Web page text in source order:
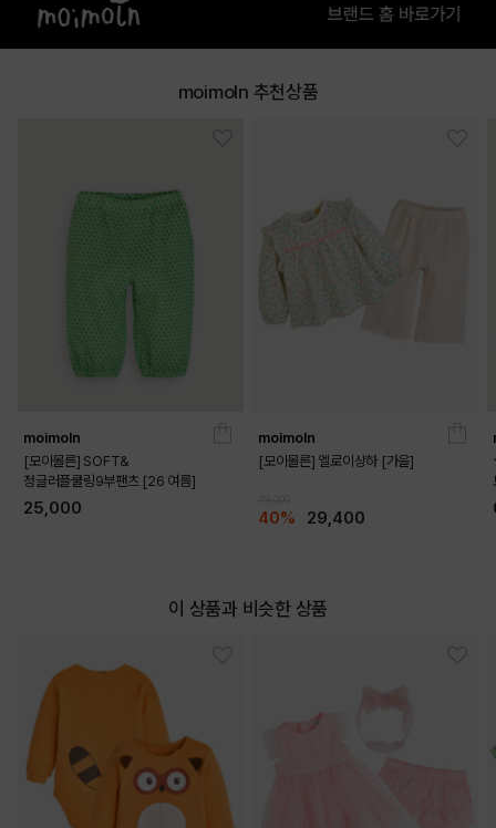
moimoln 추천상품
moimoln
[모이몰른] SOFT&
정글러플쿨링9부팬츠 [26 여름]
25,000
moimoln
[모이몰른] 엘로이상하 [가을]
40% 29,400
이 상품과 비슷한 상품